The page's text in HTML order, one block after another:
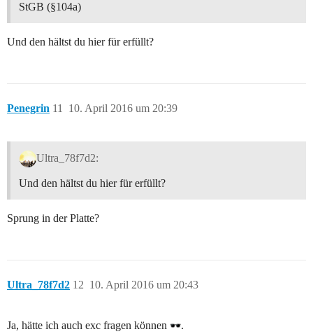
StGB (§104a)
Und den hältst du hier für erfüllt?
Penegrin 10. April 2016 um 20:39
11
Ultra_78f7d2:
Und den hältst du hier für erfüllt?
Sprung in der Platte?
Ultra_78f7d2 10. April 2016 um 20:43
12
Ja, hätte ich auch exc fragen können .